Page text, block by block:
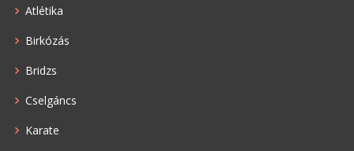
Atlétika
Birkózás
Bridzs
Cselgáncs
Karate